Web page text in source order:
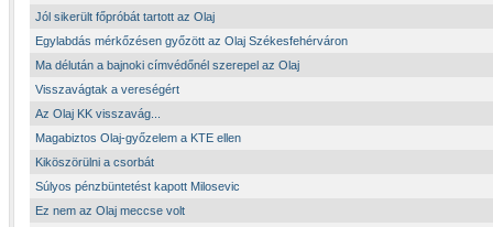
Jól sikerült főpróbát tartott az Olaj
Egylabdás mérkőzésen győzött az Olaj Székesfehérváron
Ma délután a bajnoki címvédőnél szerepel az Olaj
Visszavágtak a vereségért
Az Olaj KK visszavág...
Magabiztos Olaj-győzelem a KTE ellen
Kiköszörülni a csorbát
Súlyos pénzbüntetést kapott Milosevic
Ez nem az Olaj meccse volt